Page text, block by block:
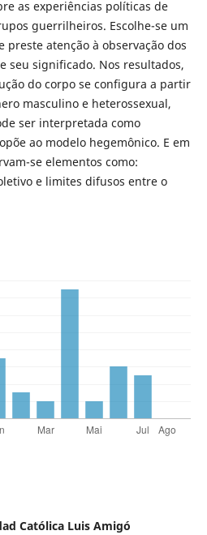
as experiências políticas de
guerrilheiros. Escolhe-se um
atenção à observação dos
seu significado. Nos resultados,
do corpo se configura a partir
masculino e heterossexual,
ser interpretada como
ao modelo hegemônico. E em
se elementos como:
e limites difusos entre o
Católica Luis Amigó